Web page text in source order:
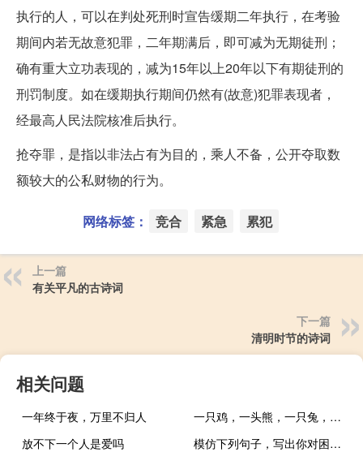
执行的人，可以在判处死刑时宣告缓期二年执行，在考验
期间内若无故意犯罪，二年期满后，即可减为无期徒刑；
确有重大立功表现的，减为15年以上20年以下有期徒刑的
刑罚制度。如在缓期执行期间仍然有(故意)犯罪表现者，
经最高人民法院核准后执行。
抢夺罪，是指以非法占有为目的，乘人不备，公开夺取数
额较大的公私财物的行为。
网络标签： 竞合 紧急 累犯
上一篇
有关平凡的古诗词
下一篇
清明时节的诗词
相关问题
一年终于夜，万里不归人
一只鸡，一头熊，一只兔，一件衣服是什
放不下一个人是爱吗
模仿下列句子，写出你对困难的感受